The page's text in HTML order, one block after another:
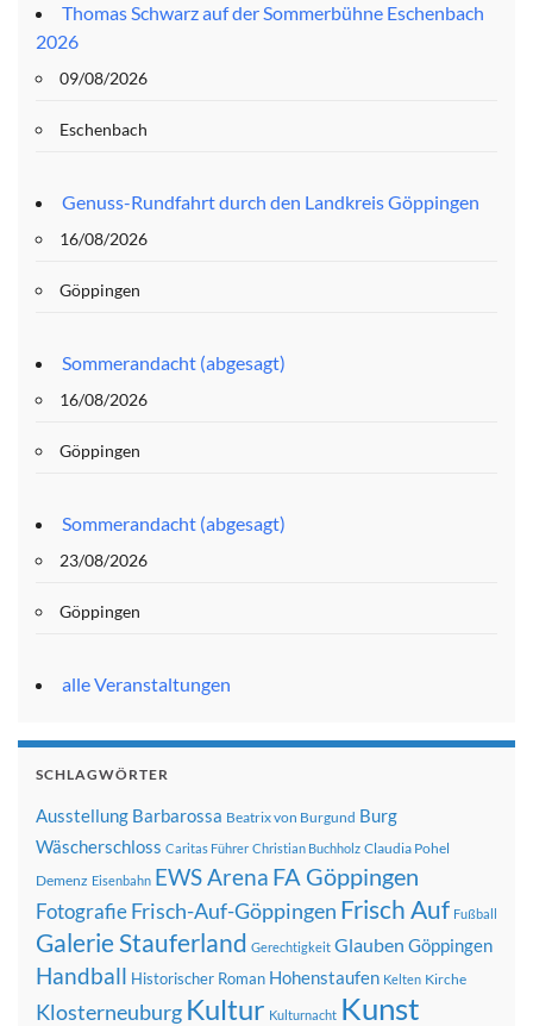
Thomas Schwarz auf der Sommerbühne Eschenbach
2026
09/08/2026
Eschenbach
Genuss-Rundfahrt durch den Landkreis Göppingen
16/08/2026
Göppingen
Sommerandacht (abgesagt)
16/08/2026
Göppingen
Sommerandacht (abgesagt)
23/08/2026
Göppingen
alle Veranstaltungen
SCHLAGWÖRTER
Ausstellung Barbarossa Beatrix von Burgund Burg
Wäscherschloss Caritas Führer Christian Buchholz Claudia Pohel
Demenz Eisenbahn EWS Arena FA Göppingen
FotografieFrisch-Auf-Göppingen Frisch Auf Fußball
Galerie Stauferland Gerechtigkeit Glauben Göppingen
Handball Historischer Roman Hohenstaufen Kelten Kirche
Klosterneuburg Kultur Kulturnacht Kunst